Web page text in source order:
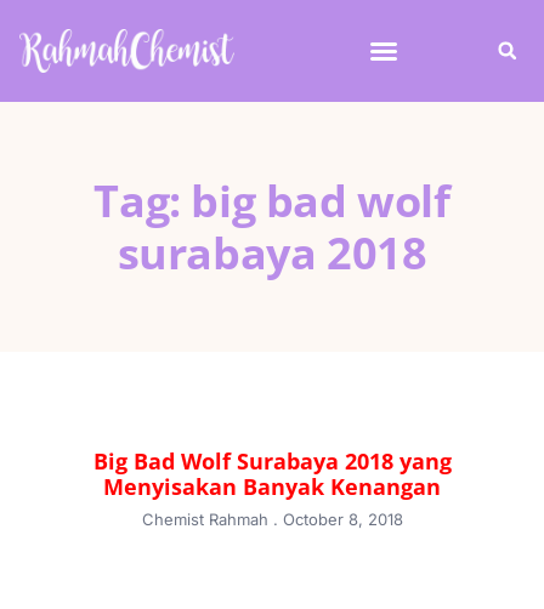
Tag: big bad wolf
surabaya 2018
Big Bad Wolf Surabaya 2018 yang
Menyisakan Banyak Kenangan
Chemist Rahmah October 8, 2018